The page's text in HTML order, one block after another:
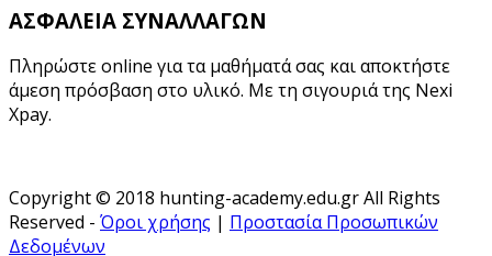
ΑΣΦΑΛΕΙΑ ΣΥΝΑΛΛΑΓΩΝ
Πληρώστε online για τα μαθήματά σας και αποκτήστε
άμεση πρόσβαση στο υλικό. Με τη σιγουριά της Nexi
Xpay.
Copyright © 2018 hunting-academy.edu.gr All Rights
Reserved - Όροι χρήσης | Προστασία Προσωπικών
Δεδομένων